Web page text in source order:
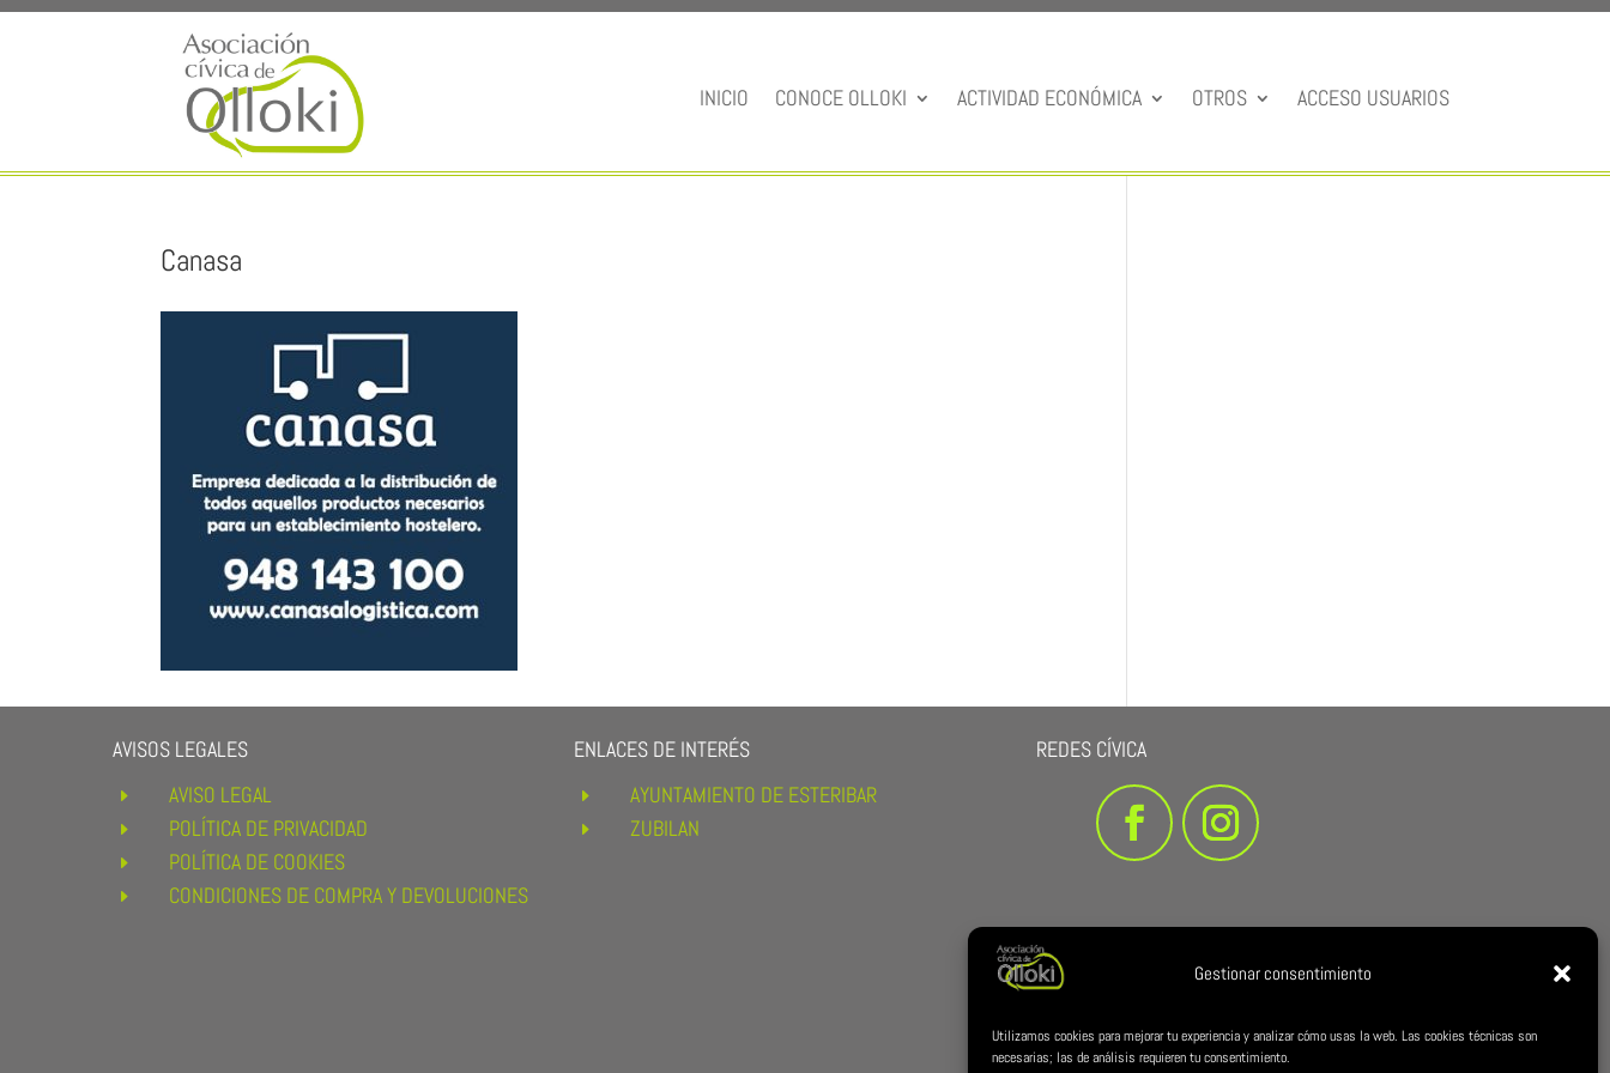
Gestionar consentimiento
Utilizamos cookies para mejorar tu experiencia y analizar cómo usas la web. Las cookies técnicas son
necesarias; las de análisis requieren tu consentimiento.
INICIO CONOCE OLLOKI ACTIVIDAD ECONÓMICA OTROS ACCESO USUARIOS
Canasa
AVISOS LEGALES
E AVISO LEGAL
E POLÍTICA DE PRIVACIDAD
E POLÍTICA DE COOKIES
E CONDICIONES DE COMPRA Y DEVOLUCIONES
ENLACES DE INTERÉS
E AYUNTAMIENTO DE ESTERIBAR
E ZUBILAN
REDES CÍVICA